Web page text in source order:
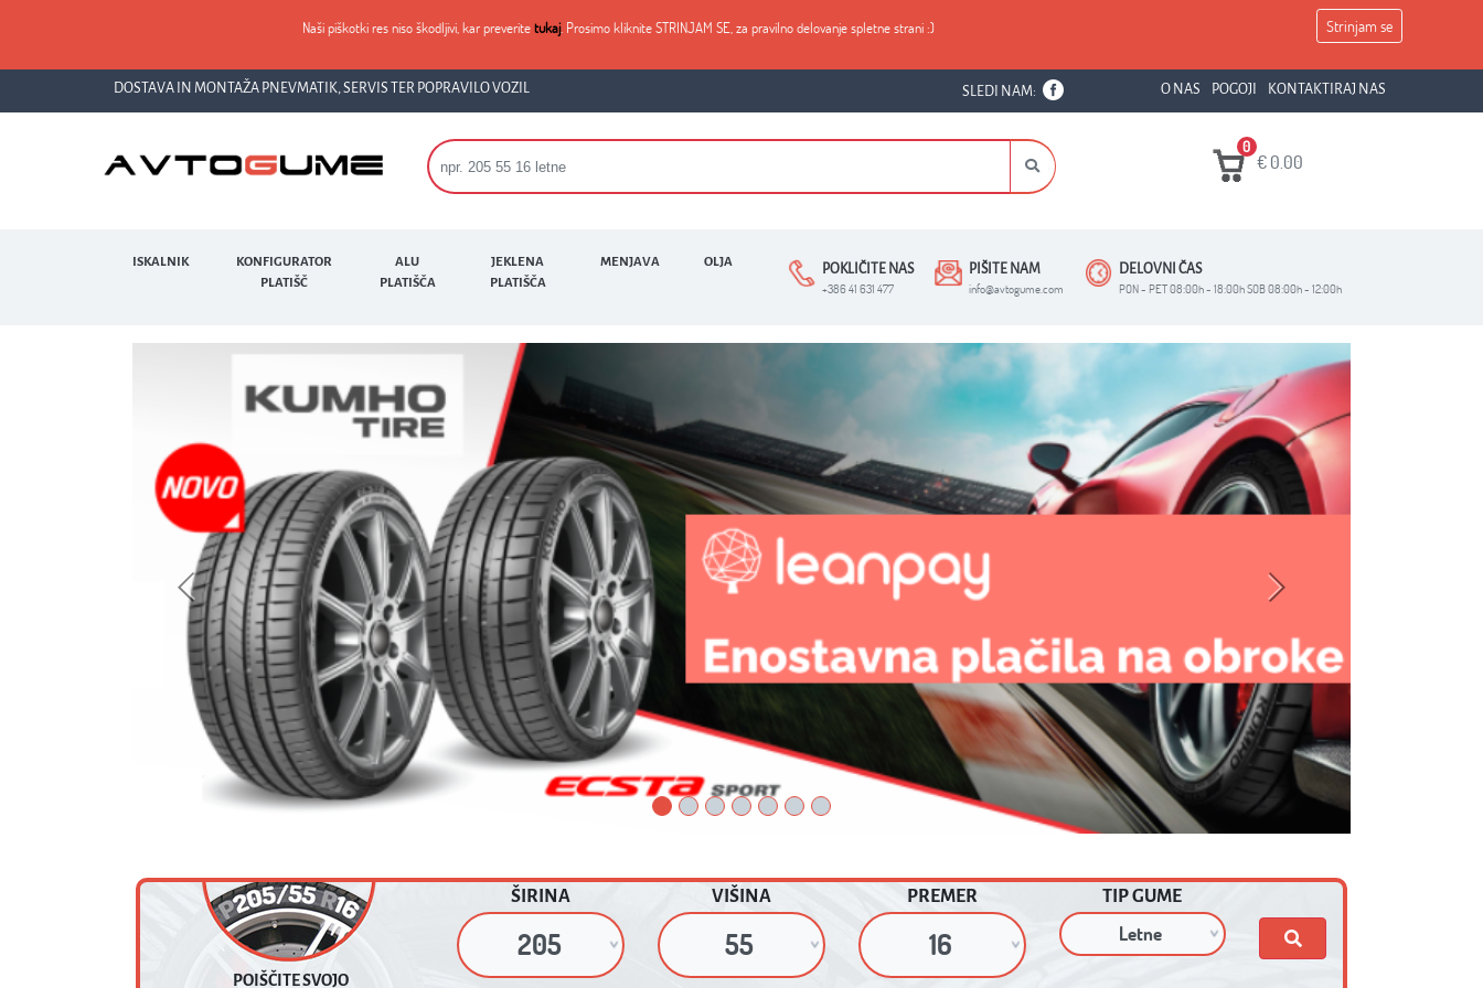
Naši piškotki res niso škodljivi, kar preveritetukaj. Prosimo kliknite STRINJAM SE, za pravilno delovanje spletne strani :) Strinjam se
DOSTAVA IN MONTAŽA PNEVMATIK, SERVIS TER POPRAVILO VOZIL SLEDI NAM: O NAS POGOJI KONTAKTIRAJ NAS
0
€0.00
ISKALNIK
KONFIGURATOR
PLATIŠČ
ALU
PLATIŠČA
JEKLENA
PLATIŠČA
MENJAVA OLJA POKLIČITE NAS
+386 41 631 477
PIŠITE NAM
info@avtogume.com
DELOVNI ČAS
PON - PET 08:00h - 18:00h SOB 08:00h - 12:00h
Previous
POIŠČITE SVOJO
VELIKOST
ŠIRINA PREMER TIP GUME
DODATNE OPCIJE
LETNE ZIMSKE
MOTO
TOVORNE